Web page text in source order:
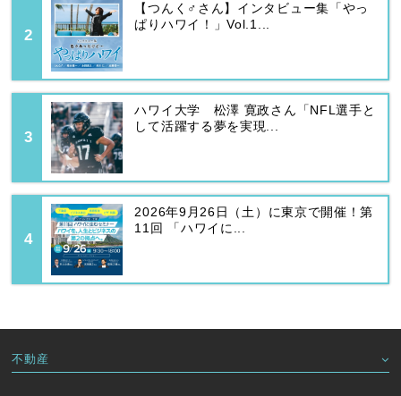
【つんく♂さん】インタビュー集「やっ
ぱりハワイ！」Vol.1...
ハワイ大学 松澤 寛政さん「NFL選手と
して活躍する夢を実現...
2026年9月26日（土）に東京で開催！第
11回 「ハワイに...
不動産